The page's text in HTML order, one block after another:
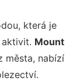
která je
Mount
města, nabízí